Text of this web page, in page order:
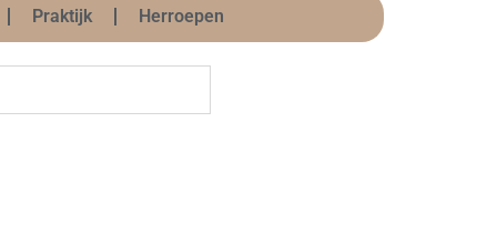
Praktijk Herroepen